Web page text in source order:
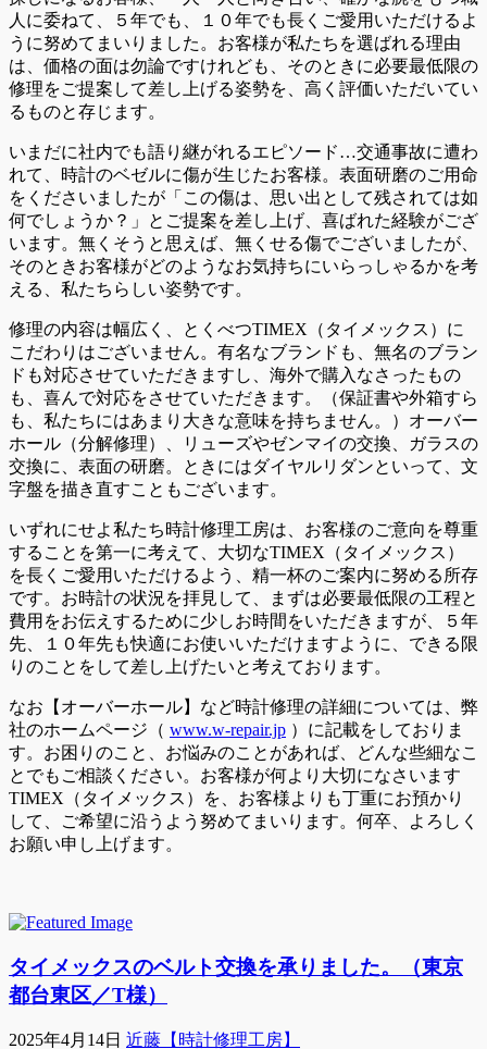
人に委ねて、５年でも、１０年でも長くご愛用いただけるよ
うに努めてまいりました。お客様が私たちを選ばれる理由
は、価格の面は勿論ですけれども、そのときに必要最低限の
修理をご提案して差し上げる姿勢を、高く評価いただいてい
るものと存じます。
いまだに社内でも語り継がれるエピソード…交通事故に遭わ
れて、時計のベゼルに傷が生じたお客様。表面研磨のご用命
をくださいましたが「この傷は、思い出として残されては如
何でしょうか？」とご提案を差し上げ、喜ばれた経験がござ
います。無くそうと思えば、無くせる傷でございましたが、
そのときお客様がどのようなお気持ちにいらっしゃるかを考
える、私たちらしい姿勢です。
修理の内容は幅広く、とくべつTIMEX（タイメックス）に
こだわりはございません。有名なブランドも、無名のブラン
ドも対応させていただきますし、海外で購入なさったもの
も、喜んで対応をさせていただきます。（保証書や外箱すら
も、私たちにはあまり大きな意味を持ちません。）オーバー
ホール（分解修理）、リューズやゼンマイの交換、ガラスの
交換に、表面の研磨。ときにはダイヤルリダンといって、文
字盤を描き直すこともございます。
いずれにせよ私たち時計修理工房は、お客様のご意向を尊重
することを第一に考えて、大切なTIMEX（タイメックス）
を長くご愛用いただけるよう、精一杯のご案内に努める所存
です。お時計の状況を拝見して、まずは必要最低限の工程と
費用をお伝えするために少しお時間をいただきますが、５年
先、１０年先も快適にお使いいただけますように、できる限
りのことをして差し上げたいと考えております。
なお【オーバーホール】など時計修理の詳細については、弊
社のホームページ（ www.w-repair.jp ）に記載をしておりま
す。お困りのこと、お悩みのことがあれば、どんな些細なこ
とでもご相談ください。お客様が何より大切になさいます
TIMEX（タイメックス）を、お客様よりも丁重にお預かり
して、ご希望に沿うよう努めてまいります。何卒、よろしく
お願い申し上げます。
タイメックスのベルト交換を承りました。（東京
都台東区／T様）
2025年4月14日 近藤【時計修理工房】